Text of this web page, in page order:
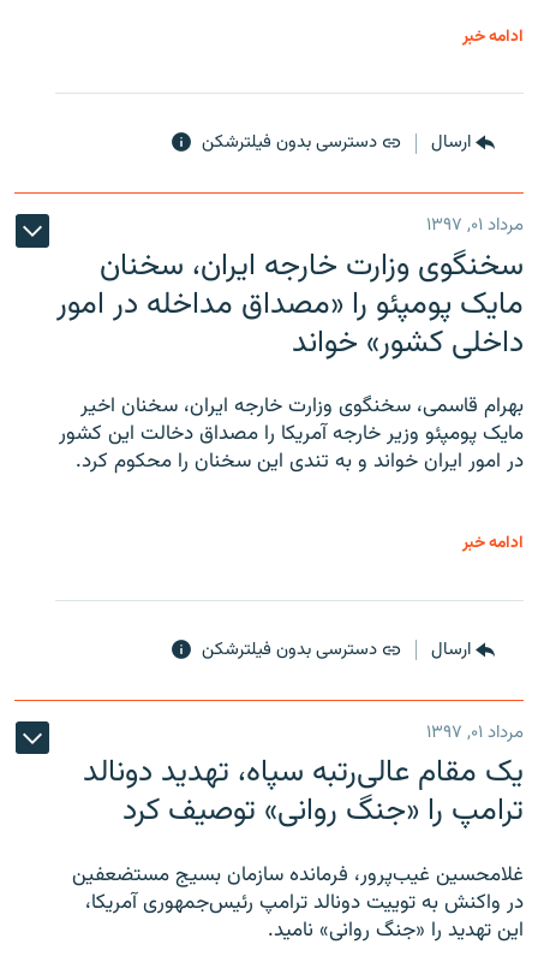
ادامه خبر
ارسال دسترسی بدون فیلترشکن
مرداد ۰۱, ۱۳۹۷
سخنگوی وزارت خارجه ایران، سخنان
مایک پومپئو را «مصداق مداخله در امور
داخلی کشور» خواند
بهرام قاسمی، سخنگوی وزارت خارجه ایران، سخنان اخیر
مایک پومپئو وزیر خارجه آمریکا را مصداق دخالت این کشور
در امور ایران خواند و به تندی این سخنان را محکوم کرد.
ادامه خبر
ارسال دسترسی بدون فیلترشکن
مرداد ۰۱, ۱۳۹۷
یک مقام عالی‌رتبه سپاه، تهدید دونالد
ترامپ را «جنگ روانی» توصیف کرد
غلامحسین غیب‌پرور، فرمانده سازمان بسیج مستضعفین
در واکنش به توییت دونالد ترامپ رئیس‌جمهوری آمریکا،
این تهدید را «جنگ روانی» نامید.